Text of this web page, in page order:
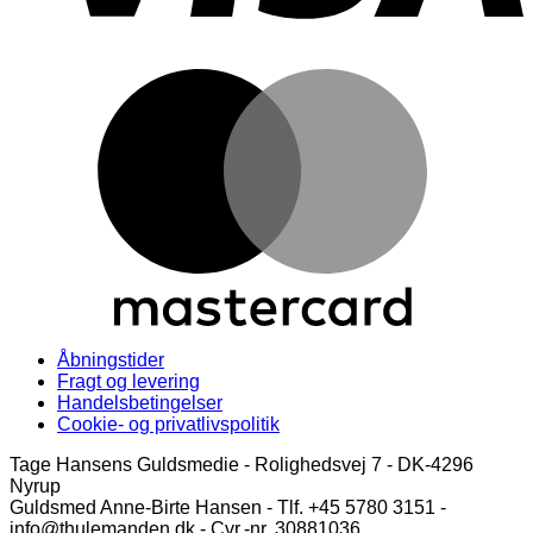
Åbningstider
Fragt og levering
Handelsbetingelser
Cookie- og privatlivspolitik
Tage Hansens Guldsmedie - Rolighedsvej 7 - DK-4296
Nyrup
Guldsmed Anne-Birte Hansen - Tlf. +45 5780 3151 -